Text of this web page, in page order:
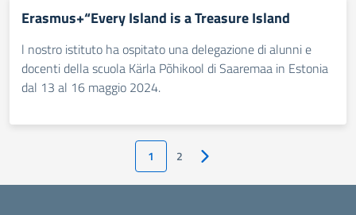
Erasmus+“Every Island is a Treasure Island
l nostro istituto ha ospitato una delegazione di alunni e
docenti della scuola Kärla Põhikool di Saaremaa in Estonia
dal 13 al 16 maggio 2024.
1 2 Pagina successiva